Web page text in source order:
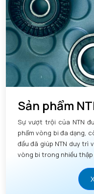
Sản phẩm
Sự vượt trội của NTN
phẩm vòng bi đa dạng,
đầu đã giúp NTN duy trì
vòng bi trong nhiều thập